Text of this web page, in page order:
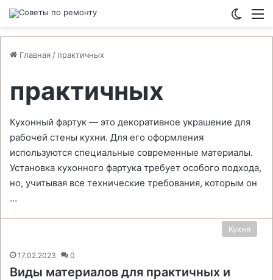
Главная / практичных
практичных
Кухонный фартук — это декоративное украшение для
рабочей стены кухни. Для его оформления
используются специальные современные материалы.
Установка кухонного фартука требует особого подхода,
но, учитывая все технические требования, которым он
…
Кухня
17.02.2023 0
Виды материалов для практичных и